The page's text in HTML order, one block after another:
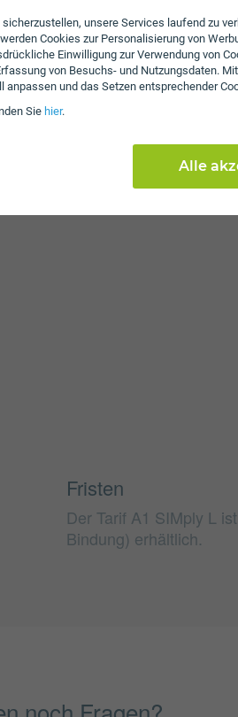
unsere Services laufend zu
Cookies zur Personalisierung von
Einwilligung zur Verwendung von
von Besuchs- und Nutzungsdaten.
anpassen und das Setzen entsprechender
Sie hier.
Alle
Gebühren
Nach Verbrauch der
von 20 ct/€ pro Minute
das inkludierte
zusätzliches
wieder mobilen Zugriff
beim A1 SIMply L
Die jährliche
Fristen
Der Tarif A1 SIMply L
Bindung) erhältlich.